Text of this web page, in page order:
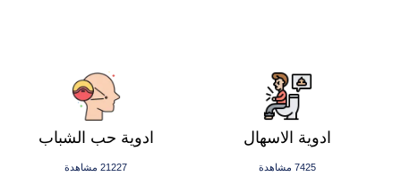
ادوية حب الشباب
21227 مشاهدة
ادوية الاسهال
7425 مشاهدة